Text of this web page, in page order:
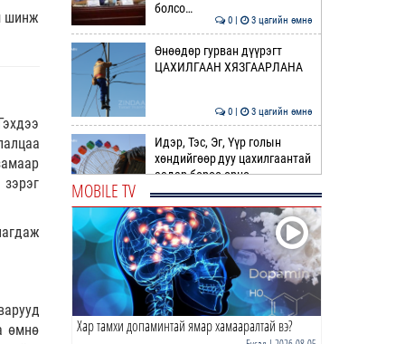
шинж
өмнө
болсо…
0 | 3 цагийн өмнө
Өнөөдөр гурван дүүрэгт
ЦАХИЛГААН ХЯЗГААРЛАНА
0 | 3 цагийн өмнө
Идэр, Тэс, Эг, Үүр голын
хөндийгөөр дуу цахилгаантай
аадар бороо орно
ӨРНИЙН ЗУРХАЙ |
Ихрийнхний эрч хүч, авьяас
чадвар ундарна
0 | 5 цагийн өмнө
ӨГЛӨӨНИЙ МЭНД!
MOBILE TV
Хар тамхи допаминтай ямар хамааралтай вэ?